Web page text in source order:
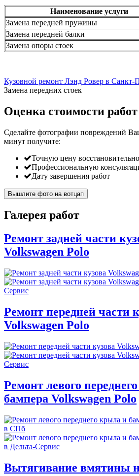
Наименование услуги
Замена передней пружины
Замена передней балки
Замена опоры стоек
Кузовной ремонт Лэнд Ровер в Санкт-
Замена передних стоек
Оценка стоимости
Сделайте фотографии повреждений
минут получите:
Точную цену
Профессиональную
Дату завершения работ
Вышлите фото на вотцап
Галерея работ
Ремонт задней части
Volkswagen Polo
Ремонт передней части
Volkswagen Polo
Ремонт левого
бампера Volkswagen Polo
Вытягивание вмятины